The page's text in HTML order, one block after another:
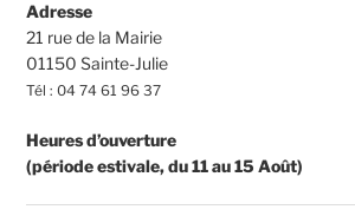
Adresse
21 rue de la Mairie
01150 Sainte-Julie
Tél : 04 74 61 96 37
Heures d’ouverture
(période estivale, du 11 au 15 Août)